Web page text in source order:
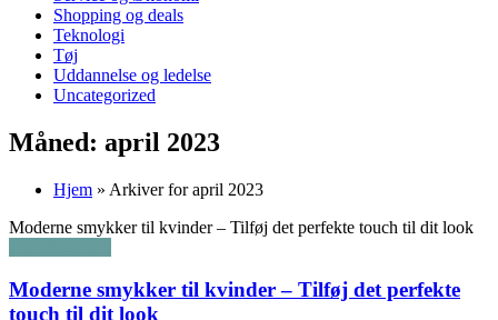
Shopping og deals
Teknologi
Tøj
Uddannelse og ledelse
Uncategorized
Måned: april 2023
Hjem » Arkiver for april 2023
Moderne smykker til kvinder – Tilføj det perfekte touch til dit look
Moderne smykker til kvinder – Tilføj det perfekte
touch til dit look